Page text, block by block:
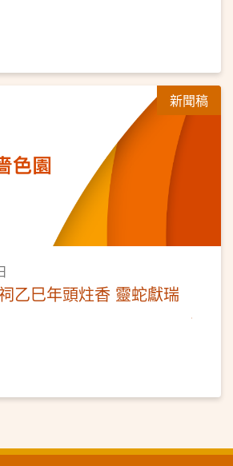
新聞稿
乙巳年頭炷香 靈蛇獻瑞